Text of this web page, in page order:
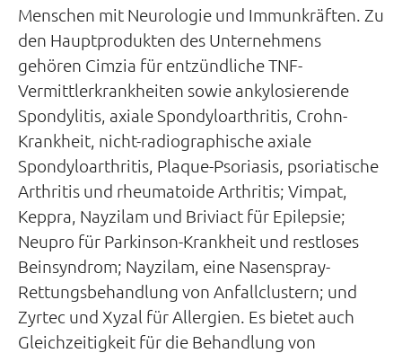
Menschen mit Neurologie und Immunkräften. Zu
den Hauptprodukten des Unternehmens
gehören Cimzia für entzündliche TNF-
Vermittlerkrankheiten sowie ankylosierende
Spondylitis, axiale Spondyloarthritis, Crohn-
Krankheit, nicht-radiographische axiale
Spondyloarthritis, Plaque-Psoriasis, psoriatische
Arthritis und rheumatoide Arthritis; Vimpat,
Keppra, Nayzilam und Briviact für Epilepsie;
Neupro für Parkinson-Krankheit und restloses
Beinsyndrom; Nayzilam, eine Nasenspray-
Rettungsbehandlung von Anfallclustern; und
Zyrtec und Xyzal für Allergien. Es bietet auch
Gleichzeitigkeit für die Behandlung von